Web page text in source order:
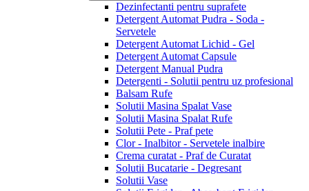
Dezinfectanti pentru suprafete
Detergent Automat Pudra - Soda -
Servetele
Detergent Automat Lichid - Gel
Detergent Automat Capsule
Detergent Manual Pudra
Detergenti - Solutii pentru uz profesional
Balsam Rufe
Solutii Masina Spalat Vase
Solutii Masina Spalat Rufe
Solutii Pete - Praf pete
Clor - Inalbitor - Servetele inalbire
Crema curatat - Praf de Curatat
Solutii Bucatarie - Degresant
Solutii Vase